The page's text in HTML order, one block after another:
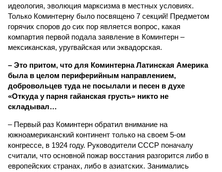
идеология, эволюция марксизма в местных условиях.
Только Коминтерну было посвящено 7 секций! Предметом
горячих споров до сих пор является вопрос, какая
компартия первой подала заявление в Коминтерн –
мексиканская, уругвайская или эквадорская.
– Это притом, что для Коминтерна Латинская Америка
была в целом периферийным направлением,
добровольцев туда не посылали и песен в духе
«Откуда у парня гайанская грусть» никто не
складывал…
– Первый раз Коминтерн обратил внимание на
южноамериканский континент только на своем 5-ом
конгрессе, в 1924 году. Руководители СССР поначалу
считали, что основной пожар восстания разгорится либо в
европейских странах, либо в азиатских. Занимались